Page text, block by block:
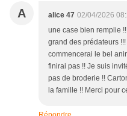
A alice 47 02/04/2026
une case bien remplie
grand des prédateurs
commencerai le bel
finirai pas !! Je suis
pas de broderie !!
la famille !! Merci pour